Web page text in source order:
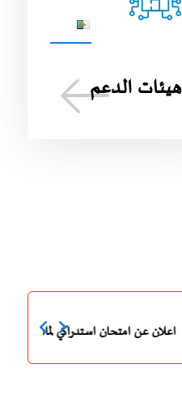
المزيد
هيئات الدعم